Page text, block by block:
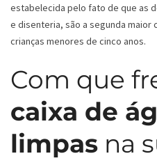
estabelecida pelo fato de que as
e disenteria, são a segunda maior
crianças menores de cinco anos.
Com que
caixa de
limpas na